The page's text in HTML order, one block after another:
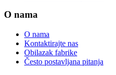
O nama
O nama
Kontaktirajte nas
Obilazak fabrike
Često postavljana pitanja